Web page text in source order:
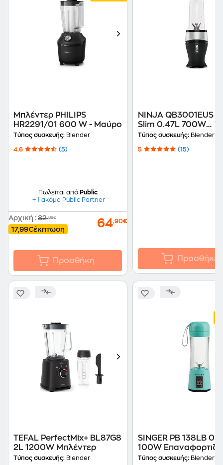
Μπλέντερ PHILIPS
HR2291/01 600 W - Μαύρο
Τύπος συσκευής: Blender
4.6 (5)
Πωλείται από Public
+ 1 ακόμα Public Partner
Αρχική : 82,89€
17,99€έκπτωση 64,90€
Προσθήκη
NINJA QB3001EUS
Slim 0.47L 700W
Μπλέντερ για
Τύπος συσκευής: Blender
5 (15)
Προσθήκη
TEFAL PerfectMix+ BL87G8
2L 1200W Μπλέντερ
Τύπος συσκευής: Blender
SINGER PB 138LB
100W
Φορητό Μπλέντερ
Τύπος συσκευής: Blender